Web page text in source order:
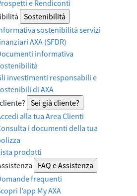
e Rendiconti
Sostenibilità
sostenibilità servizi
AXA (SFDR)
informativa
investimenti responsabili e
di AXA
Sei già cliente?
alla tua Area Clienti
i documenti della tua
prodotti
FAQ e Assistenza
frequenti
l’app My AXA